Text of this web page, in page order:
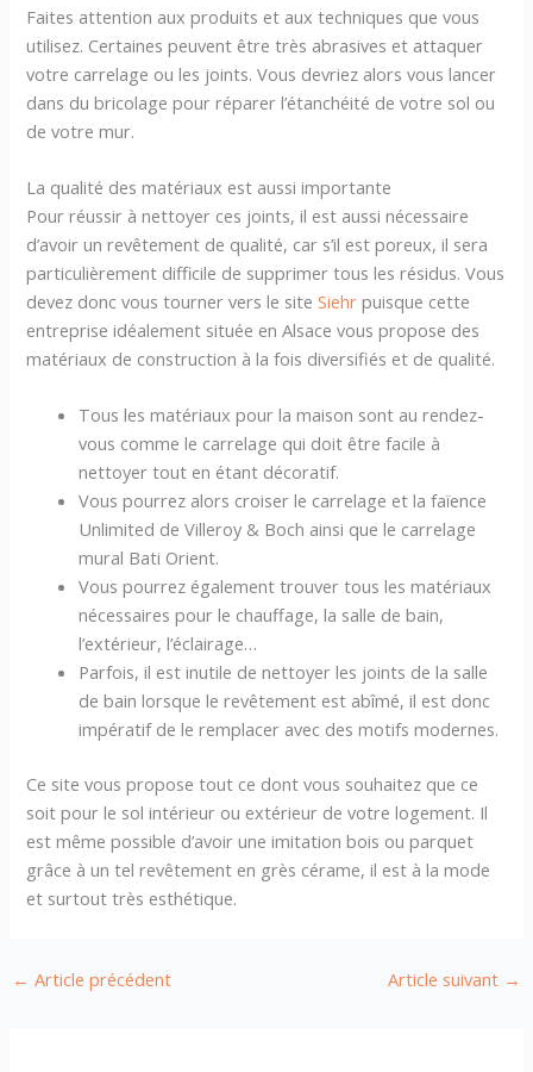
Faites attention aux produits et aux techniques que vous
utilisez. Certaines peuvent être très abrasives et attaquer
votre carrelage ou les joints. Vous devriez alors vous lancer
dans du bricolage pour réparer l’étanchéité de votre sol ou
de votre mur.
La qualité des matériaux est aussi importante
Pour réussir à nettoyer ces joints, il est aussi nécessaire
d’avoir un revêtement de qualité, car s’il est poreux, il sera
particulièrement difficile de supprimer tous les résidus. Vous
devez donc vous tourner vers le siteSiehr puisque cette
entreprise idéalement située en Alsace vous propose des
matériaux de construction à la fois diversifiés et de qualité.
Tous les matériaux pour la maison sont au rendez-
vous comme le carrelage qui doit être facile à
nettoyer tout en étant décoratif.
Vous pourrez alors croiser le carrelage et la faïence
Unlimited de Villeroy & Boch ainsi que le carrelage
mural Bati Orient.
Vous pourrez également trouver tous les matériaux
nécessaires pour le chauffage, la salle de bain,
l’extérieur, l’éclairage…
Parfois, il est inutile de nettoyer les joints de la salle
de bain lorsque le revêtement est abîmé, il est donc
impératif de le remplacer avec des motifs modernes.
Ce site vous propose tout ce dont vous souhaitez que ce
soit pour le sol intérieur ou extérieur de votre logement. Il
est même possible d’avoir une imitation bois ou parquet
grâce à un tel revêtement en grès cérame, il est à la mode
et surtout très esthétique.
← Article précédent Article suivant →